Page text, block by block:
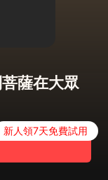
薩在大眾
新人領7天免費試用